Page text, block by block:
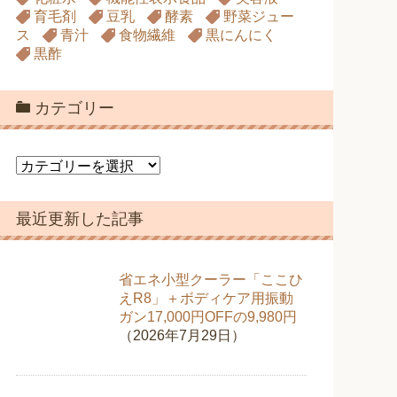
育毛剤
豆乳 酵素
野菜ジュー
ス
青汁 食物繊維
黒にんにく
黒酢
カテゴリー
カ
ゴ
リ
ー
最近更新した記事
省エネ小型クーラー「ここひ
えR8」＋ボディケア用振動
ガン17,000円OFFの9,980円
（2026年7月29日）